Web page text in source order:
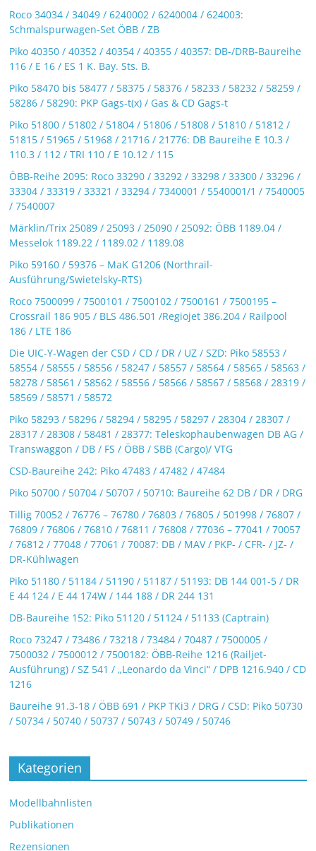
Roco 34034 / 34049 / 6240002 / 6240004 / 624003:
Schmalspurwagen-Set ÖBB / ZB
Piko 40350 / 40352 / 40354 / 40355 / 40357: DB-/DRB-Baureihe
116 / E 16 / ES 1 K. Bay. Sts. B.
Piko 58470 bis 58477 / 58375 / 58376 / 58233 / 58232 / 58259 /
58286 / 58290: PKP Gags-t(x) / Gas & CD Gags-t
Piko 51800 / 51802 / 51804 / 51806 / 51808 / 51810 / 51812 /
51815 / 51965 / 51968 / 21716 / 21776: DB Baureihe E 10.3 /
110.3 / 112 / TRI 110 / E 10.12 / 115
ÖBB-Reihe 2095: Roco 33290 / 33292 / 33298 / 33300 / 33296 /
33304 / 33319 / 33321 / 33294 / 7340001 / 5540001/1 / 7540005
/ 7540007
Märklin/Trix 25089 / 25093 / 25090 / 25092: ÖBB 1189.04 /
Messelok 1189.22 / 1189.02 / 1189.08
Piko 59160 / 59376 – MaK G1206 (Northrail-
Ausführung/Swietelsky-RTS)
Roco 7500099 / 7500101 / 7500102 / 7500161 / 7500195 –
Crossrail 186 905 / BLS 486.501 /Regiojet 386.204 / Railpool
186 / LTE 186
Die UIC-Y-Wagen der CSD / CD / DR / UZ / SZD: Piko 58553 /
58554 / 58555 / 58556 / 58247 / 58557 / 58564 / 58565 / 58563 /
58278 / 58561 / 58562 / 58556 / 58566 / 58567 / 58568 / 28319 /
58569 / 58571 / 58572
Piko 58293 / 58296 / 58294 / 58295 / 58297 / 28304 / 28307 /
28317 / 28308 / 58481 / 28377: Teleskophaubenwagen DB AG /
Transwaggon / DB / FS / ÖBB / SBB (Cargo)/ VTG
CSD-Baureihe 242: Piko 47483 / 47482 / 47484
Piko 50700 / 50704 / 50707 / 50710: Baureihe 62 DB / DR / DRG
Tillig 70052 / 76776 – 76780 / 76803 / 76805 / 501998 / 76807 /
76809 / 76806 / 76810 / 76811 / 76808 / 77036 – 77041 / 70057
/ 76812 / 77048 / 77061 / 70087: DB / MAV / PKP- / CFR- / JZ- /
DR-Kühlwagen
Piko 51180 / 51184 / 51190 / 51187 / 51193: DB 144 001-5 / DR
E 44 124 / E 44 174W / 144 188 / DR 244 131
DB-Baureihe 152: Piko 51120 / 51124 / 51133 (Captrain)
Roco 73247 / 73486 / 73218 / 73484 / 70487 / 7500005 /
7500032 / 7500012 / 7500182: ÖBB-Reihe 1216 (Railjet-
Ausführung) / SZ 541 / „Leonardo da Vinci“ / DPB 1216.940 / CD
1216
Baureihe 91.3-18 / ÖBB 691 / PKP TKi3 / DRG / CSD: Piko 50730
/ 50734 / 50740 / 50737 / 50743 / 50749 / 50746
Kategorien
Modellbahnlisten
Publikationen
Rezensionen